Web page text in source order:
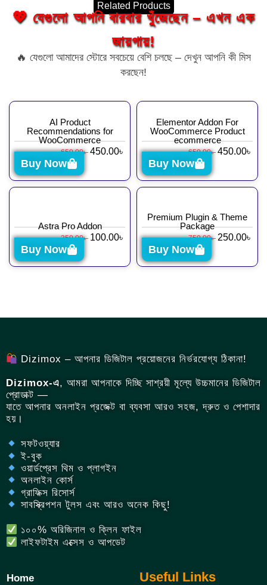
Related Products
💖 যেগুলো আপনি বারবার খুঁজেছেন – এখন এক
জায়গায়!
🔥 যেগুলো আমাদের স্টোরে সবচেয়ে বেশি চলছে – দেখুন আপনি কী মিস
করছেন!
AI Product
Recommendations for
WooCommerce
650.00৳ 450.00৳
Buy Now
Elementor Addon For
WooCommerce Product
ecommerce
650.00৳ 450.00৳
Buy Now
Astra Pro Addon
350.00৳ 100.00৳
Buy Now
Premium Plugin & Theme
Package
750.00৳ 250.00৳
Buy Now
Dizimox – আপনার ডিজিটাল প্রয়োজনের নির্ভরযোগ্য ঠিকানা!
Dizimox-এ, আমরা আপনাকে দিচ্ছি সাশ্রয়ী মূল্যে উচ্চমানের ডিজিটাল
প্রোডাক্ট —
যাতে আপনার অনলাইন প্রজেক্ট বা ব্যবসা আরও সহজ, দ্রুত ও পেশাদার
হয়।
সফটওয়্যার
ই-বুক
ওয়ার্ডপ্রেস থিম ও প্লাগইন
অনলাইন কোর্স
গ্রাফিক্স রিসোর্স
সাবস্ক্রিপশন টুলস এবং আরও অনেক কিছু!
১০০% অরিজিনাল ও ক্লিন ফাইল
লাইফটাইম এক্সেস ও আপডেট
Home Useful Links